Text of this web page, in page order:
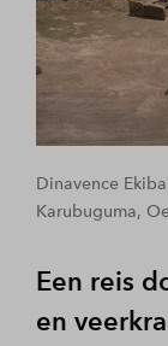
Dinavence
Karubuguma,
Een reis
en